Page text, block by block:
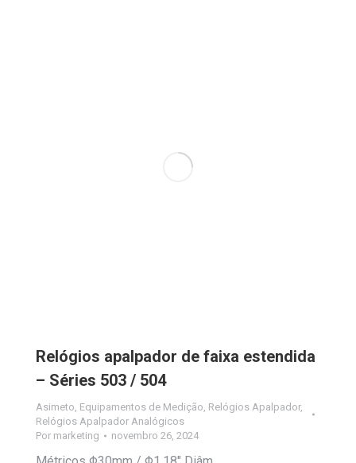
Relógios apalpador de faixa estendida
– Séries 503 / 504
Asimeto, Equipamentos de Medição, Relógios Apalpador,
Relógios Apalpador Analógicos
Por marketing novembro 26, 2024